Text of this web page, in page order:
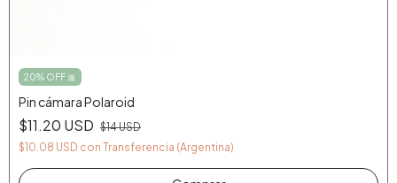
20% OFF 🎀
Pin cámara Polaroid
$11.20 USD $14 USD
$10.08 USD con Transferencia (Argentina)